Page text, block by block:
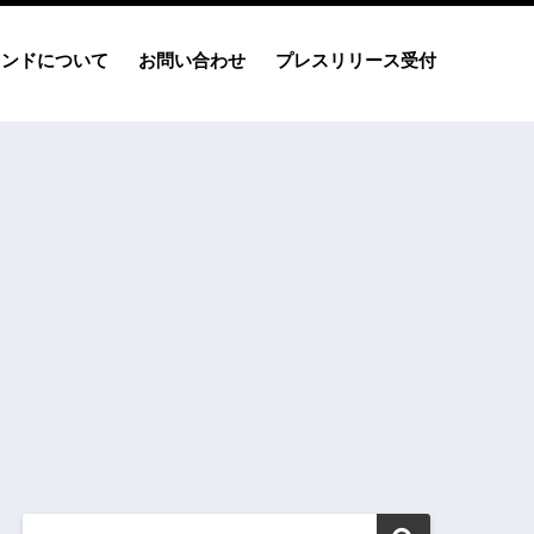
ドについて お問い合わせ プレスリリース受付